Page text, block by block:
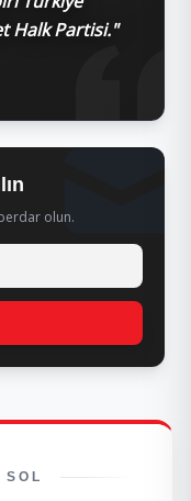
Halk Partisi."
olun.